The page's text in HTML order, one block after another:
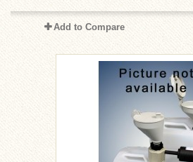
Add to Compare